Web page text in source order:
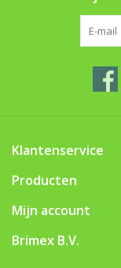
Klantenservice
Producten
Mijn account
Brimex B.V.